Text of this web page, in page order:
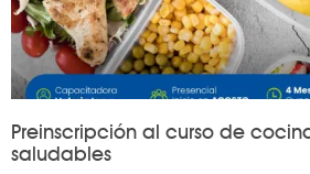
Preinscripción al curso de
saludables